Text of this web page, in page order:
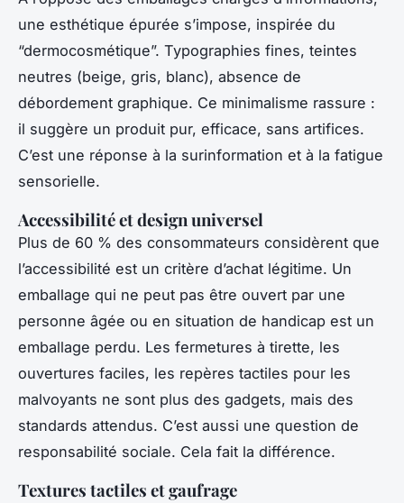
une esthétique épurée s’impose, inspirée du
“dermocosmétique”. Typographies fines, teintes
neutres (beige, gris, blanc), absence de
débordement graphique. Ce minimalisme rassure :
il suggère un produit pur, efficace, sans artifices.
C’est une réponse à la surinformation et à la fatigue
sensorielle.
Accessibilité et design universel
Plus de 60 % des consommateurs considèrent que
l’accessibilité est un critère d’achat légitime. Un
emballage qui ne peut pas être ouvert par une
personne âgée ou en situation de handicap est un
emballage perdu. Les fermetures à tirette, les
ouvertures faciles, les repères tactiles pour les
malvoyants ne sont plus des gadgets, mais des
standards attendus. C’est aussi une question de
responsabilité sociale. Cela fait la différence.
Textures tactiles et gaufrage